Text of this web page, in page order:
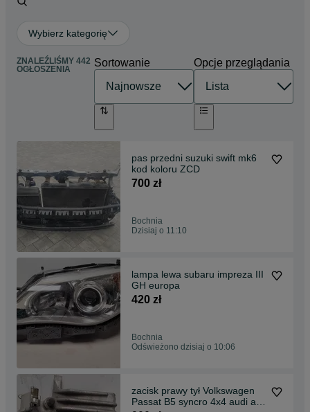
Wybierz kategorię
ZNALEŹLIŚMY 442
OGŁOSZENIA
Sortowanie Opcje przeglądania
pas przedni suzuki swift mk6
kod koloru ZCD
700 zł
Bochnia
Dzisiaj o 11:10
lampa lewa subaru impreza III
GH europa
420 zł
Bochnia
Odświeżono dzisiaj o 10:06
zacisk prawy tył Volkswagen
Passat B5 syncro 4x4 audi a6